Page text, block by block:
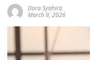
Dara Syahira
March 9, 2026